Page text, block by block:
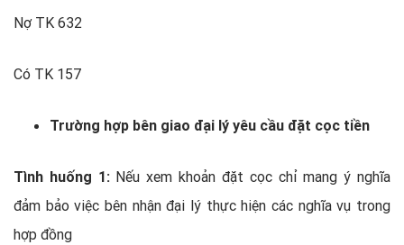
Nợ TK 632
Có TK 157
Trường hợp bên giao đại lý yêu cầu đặt cọc tiền
Tình huống 1: Nếu xem khoản đặt cọc chỉ mang ý nghĩa
đảm bảo việc bên nhận đại lý thực hiện các nghĩa vụ trong
hợp đồng